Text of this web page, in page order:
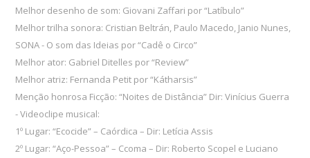
Melhor desenho de som: Giovani Zaffari por “Latíbulo”
Melhor trilha sonora: Cristian Beltrán, Paulo Macedo, Janio Nunes,
SONA - O som das Ideias por “Cadê o Circo”
Melhor ator: Gabriel Ditelles por “Review”
Melhor atriz: Fernanda Petit por “Kátharsis”
Menção honrosa Ficção: “Noites de Distância” Dir: Vinícius Guerra
- Videoclipe musical:
1º Lugar: “Ecocide” – Caórdica – Dir: Letícia Assis
2º Lugar: “Aço-Pessoa” – Ccoma – Dir: Roberto Scopel e Luciano